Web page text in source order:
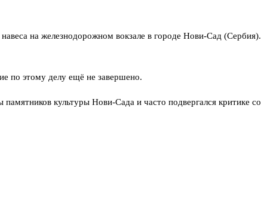
на железнодорожном вокзале в городе Нови‑Сад (Сербия).
по этому делу ещё не завершено.
культуры Нови‑Сада и часто подвергался критике со